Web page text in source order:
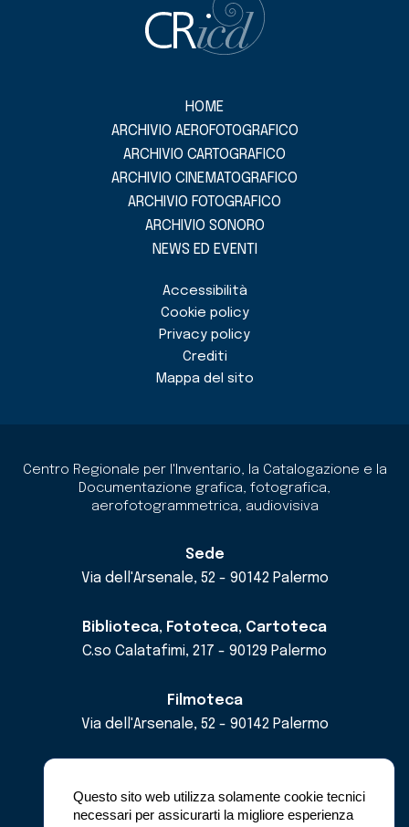
Questo sito web utilizza solamente cookie tecnici
necessari per assicurarti la migliore esperienza
HOME
ARCHIVIO AEROFOTOGRAFICO
ARCHIVIO CARTOGRAFICO
ARCHIVIO CINEMATOGRAFICO
ARCHIVIO FOTOGRAFICO
ARCHIVIO SONORO
NEWS ED EVENTI
Accessibilità
Cookie policy
Privacy policy
Crediti
Mappa del sito
Centro Regionale per l'Inventario, la Catalogazione e la
Documentazione grafica, fotografica,
aerofotogrammetrica, audiovisiva
Sede
Via dell'Arsenale, 52 - 90142 Palermo
Biblioteca, Fototeca, Cartoteca
C.so Calatafimi, 217 - 90129 Palermo
Filmoteca
Via dell'Arsenale, 52 - 90142 Palermo
pec cricdsicilia@pec.it